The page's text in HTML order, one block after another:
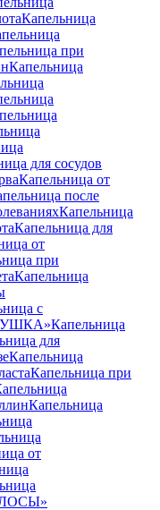
Капельница
при
Капельница
для сосудов
Капельница от
после
Капельница
Капельница для
от
при
Капельница
с
Капельница
для
Капельница
Капельница при
Капельница
от